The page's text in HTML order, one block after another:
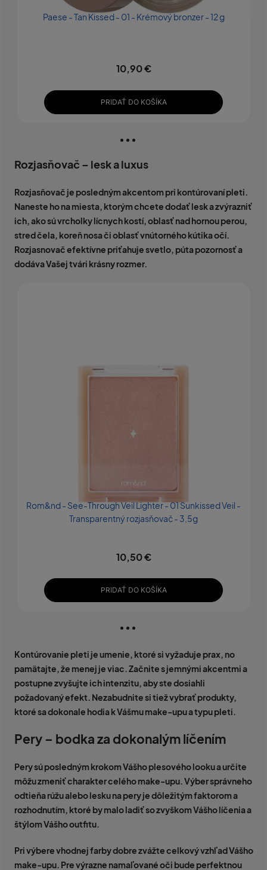
Paese - Tan Kissed - 01 - Krémový bronzer - 12 g
10,90 €
PRIDAŤ DO KOŠÍKA
Rozjasňovač – lesk a luxus
Rozjasňovač je posledným akcentom pri kontúrovaní pleti.
Naneste ho na miesta, ktorým chcete dodať lesk a zvýrazniť
ich, ako sú vrcholky lícnych kostí, oblasť nad hornou perou,
stred čela, koreň nosa či oblasť vnútorného kútika očí.
Rozjasnovač efektívne priťahuje svetlo, púta pozornosť a
dodáva Vašej tvári krásny rozmer.
Rom&nd - See-Through Veil Lighter - 01 Sunkissed Veil -
Transparentný rozjasňovač - 3,5g
10,50 €
PRIDAŤ DO KOŠÍKA
Kontúrovanie pleti je umenie, ktoré si vyžaduje prax, no
pamätajte, že menej je viac. Začnite s jemnými akcentmi a
postupne zvyšujte ich intenzitu, aby ste dosiahli
požadovaný efekt. Nezabudnite si tiež vybrať produkty,
ktoré sa dokonale hodia k Vášmu make-upu a typu pleti.
Pery – bodka za dokonalým líčením
Pery sú posledným krokom Vášho plesového looku a určite
môžu zmeniť charakter celého make-upu. Výber správneho
odtieňa rúžu alebo lesku na pery je dôležitým faktorom a
rozhodnutím, ktoré by malo ladiť so zvyškom Vášho líčenia a
štýlom Vášho outfitu.
Pri výbere vhodnej farby dobre zvážte celkový vzhľad Vášho
make-upu. Pre výrazne namaľované oči bude perfektnou